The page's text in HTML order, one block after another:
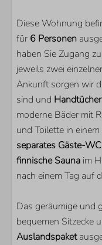
Parkplatz direkt
Abstellraum für
Überdachte
Terrassenheizung
KÜCHE
Kühlschrank
Separate
Nespresso
Kombi-Mikrowelle
Mikrowelle
Diese Wohnung
für 6 Personen
haben Sie Zugang
jeweils zwei
Ankunft sorgen wir
sind und
moderne Bäder mit
und Toilette in
separates Gäste-WC
finnische Sauna im
nach einem Tag auf
Das geräumige und
bequemen Sitzecke
Auslandspaket